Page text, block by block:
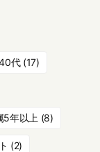
代(17)
5年以上 (8)
(2)